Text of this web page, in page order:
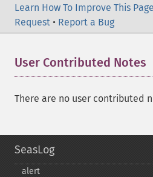
Learn How To Improve This Page
Request • Report a Bug
User Contributed Notes
There are no user contributed
SeasLog
alert